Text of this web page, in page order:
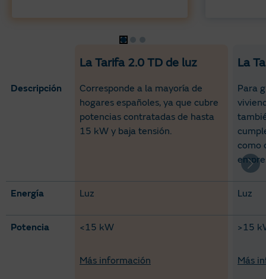
Criterios de comparación
La Tarifa 2.0 TD de luz La
Descripción
Corresponde a la mayoría de
hogares españoles, ya que cubre
potencias contratadas de hasta
15 kW y baja tensión.
Para
como
Energía Luz Luz
Potencia <15 kW >15
Más información Más